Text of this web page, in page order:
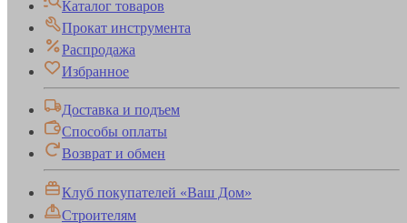
Каталог товаров
Прокат инструмента
Распродажа
Избранное
Доставка и подъем
Способы оплаты
Возврат и обмен
Клуб покупателей «Ваш Дом»
Строителям